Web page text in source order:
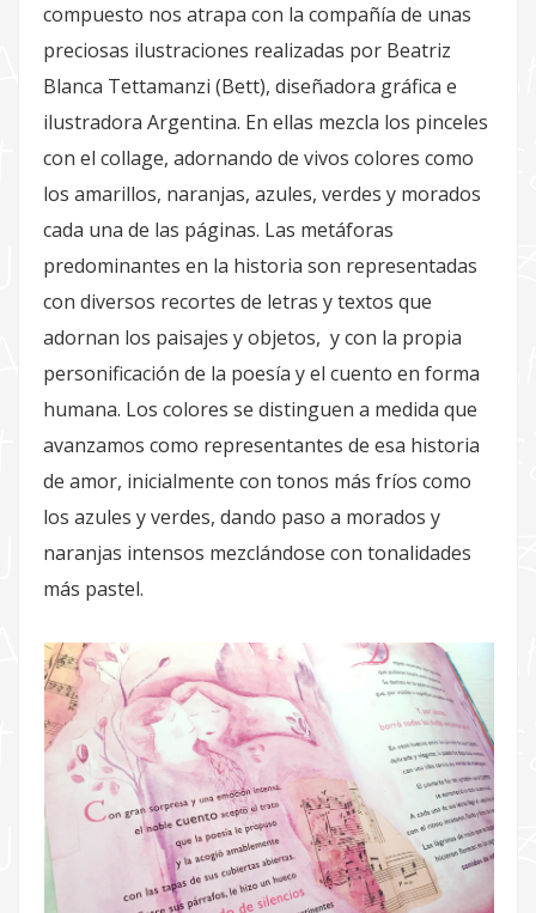
compuesto nos atrapa con la compañía de unas
preciosas ilustraciones realizadas por Beatriz
Blanca Tettamanzi (Bett), diseñadora gráfica e
ilustradora Argentina. En ellas mezcla los pinceles
con el collage, adornando de vivos colores como
los amarillos, naranjas, azules, verdes y morados
cada una de las páginas. Las metáforas
predominantes en la historia son representadas
con diversos recortes de letras y textos que
adornan los paisajes y objetos, y con la propia
personificación de la poesía y el cuento en forma
humana. Los colores se distinguen a medida que
avanzamos como representantes de esa historia
de amor, inicialmente con tonos más fríos como
los azules y verdes, dando paso a morados y
naranjas intensos mezclándose con tonalidades
más pastel.